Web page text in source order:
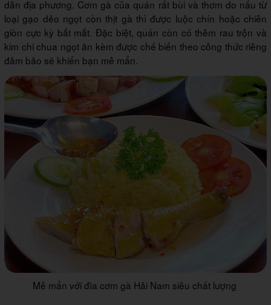
dân địa phương. Cơm gà của quán rất bùi và thơm do nấu từ
loại gạo dẻo ngọt còn thịt gà thì được luộc chín hoặc chiên
giòn cực kỳ bắt mắt. Đặc biệt, quán còn có thêm rau trộn và
kim chi chua ngọt ăn kèm được chế biến theo công thức riêng
đảm bảo sẽ khiến bạn mê mẩn.
Mê mẩn với đĩa cơm gà Hải Nam siêu chất lượng